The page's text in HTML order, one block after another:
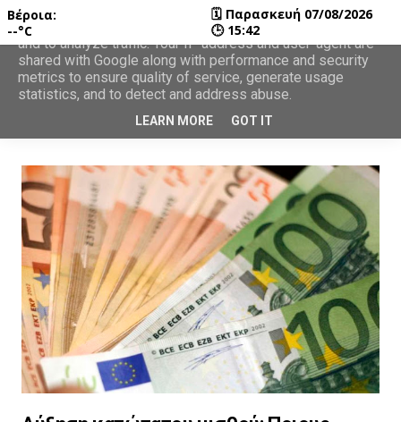
Βέροια:
--°C
🗓 Παρασκευή 07/08/2026
🕒 15:42
This site uses cookies from Google to deliver its services
and to analyze traffic. Your IP address and user-agent are
shared with Google along with performance and security
metrics to ensure quality of service, generate usage
statistics, and to detect and address abuse.
LEARN MORE GOT IT